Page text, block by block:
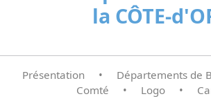
la CÔTE-
Présentation •
Départements de
Comté
• Logo •